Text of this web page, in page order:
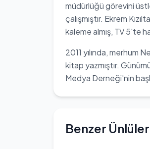
müdürlüğü görevini
çalışmıştır. Ekrem
kaleme almış, TV 5'te
2011 yılında, merhum
kitap yazmıştır.
Medya Derneği'nin
Benzer Ünlüler